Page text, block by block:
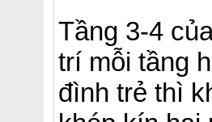
Tầng 3-4
trí mỗi tầng
đình trẻ thì